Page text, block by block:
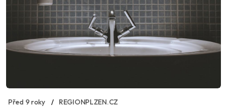
Před 9 roky REGIONPLZEN.CZ